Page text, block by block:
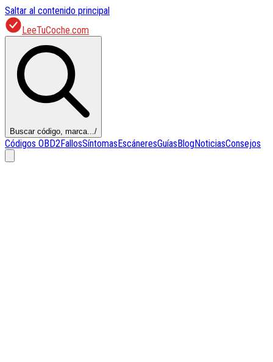
Saltar al contenido principal
LeeTuCoche.com
Buscar código, marca.../
Códigos OBD2FallosSíntomasEscáneresGuíasBlogNoticiasConsejos